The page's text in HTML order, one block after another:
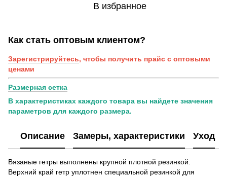
В избранное
Как стать оптовым клиентом?
Зарегистрируйтесь, чтобы получить прайс с оптовыми
ценами
Размерная сетка
В характеристиках каждого товара вы найдете значения
параметров для каждого размера.
Описание Замеры, характеристики Уход
Вязаные гетры выполнены крупной плотной резинкой.
Верхний край гетр уплотнен специальной резинкой для